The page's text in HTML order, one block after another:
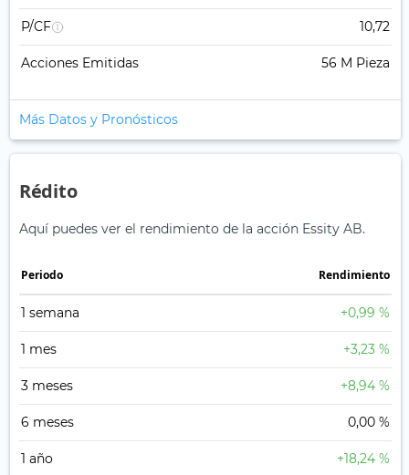
P/CF 10,72
Acciones Emitidas 56 M Pieza
Más Datos y Pronósticos
Rédito
Aquí puedes ver el rendimiento de la acción Essity AB.
Periodo Rendimiento
1 semana +0,99 %
1 mes +3,23 %
3 meses +8,94 %
6 meses 0,00 %
1 año +18,24 %